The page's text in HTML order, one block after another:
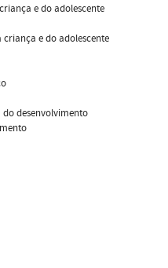
e do adolescente
e do adolescente
desenvolvimento